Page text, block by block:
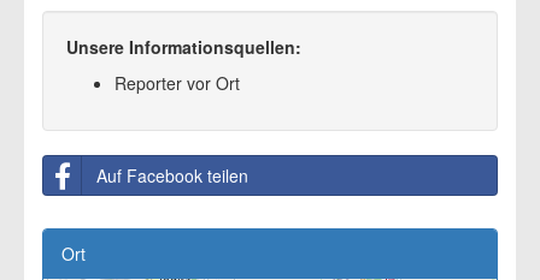
Unsere Informationsquellen:
Reporter vor Ort
Auf Facebook teilen
Ort